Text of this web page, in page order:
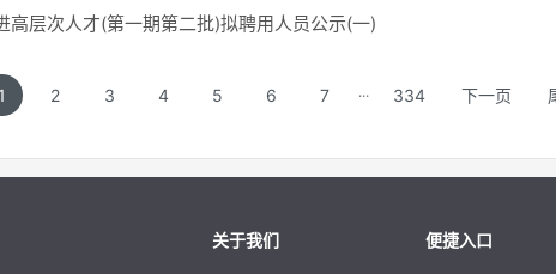
高层次人才(第一期第二批)拟聘用人员公示(一)
1 2 3 4 5 6 7 ··· 334 下一页
关于我们 便捷入口